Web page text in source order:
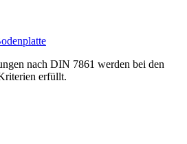
nach DIN 7861 werden bei den
erfüllt.